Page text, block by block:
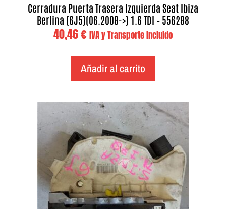
Cerradura Puerta Trasera Izquierda Seat Ibiza
Berlina (6J5)(06.2008->) 1.6 TDI – 556288
40,46€ IVA y Transporte Incluido
Añadir al carrito